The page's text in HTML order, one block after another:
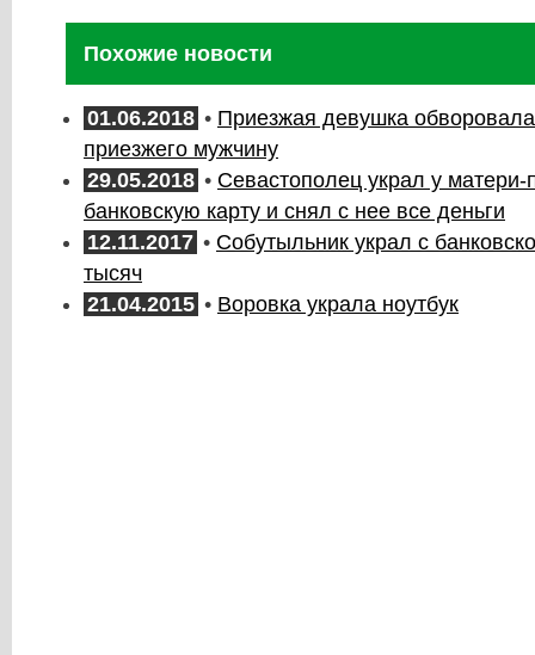
Похожие новости
01.06.2018 • Приезжая девушка
приезжего мужчину
29.05.2018 • Севастополец украл у матери-
банковскую карту и снял с нее все деньги
12.11.2017 • Собутыльник украл с
тысяч
21.04.2015 • Воровка украла ноутбук